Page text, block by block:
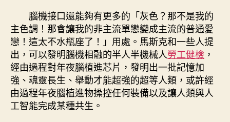
腦機接口還能夠有更多的「灰色？那不是我的
主色調！那會讓我的非主流單戀變成主流的普通愛
戀！這太不水瓶座了！」用處。馬斯克和一些人提
出，可以發明腦機相融的半人半機械人勞工健檢 ，
經由過程對年夜腦植進芯片，發明出一批記憶加
強、魂靈長生、舉動才能超強的超等人類，或許經
由過程年夜腦植進物操控任何裝備以及讓人類與人
工智能完成某種共生。